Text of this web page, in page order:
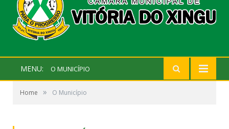
MENU: O MUNICÍPIO
Home » O Município